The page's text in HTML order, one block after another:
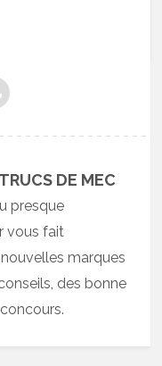
DE MEC
presque
vous fait
marques
des bonne